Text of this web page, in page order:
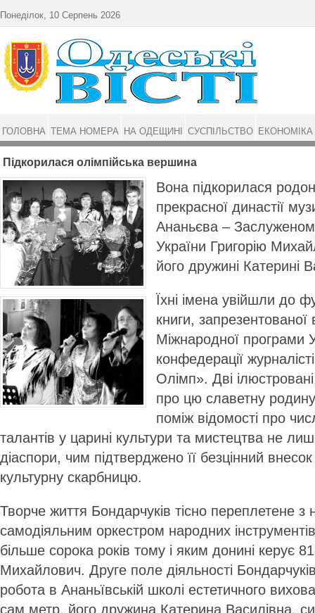
Підкорилася олімпійська вершина
Вона підкорилася
прекрасної династії
Ананьєва –
України Григорію
його дружині Катерині
Їхні імена увійшли до
книги,
Міжнародної програми
конфедерації
Олімп». Дві ілюстровані
про цю славетну
поміж відомості про
талантів у царині культури та мистецтва не
діаспори, чим підтверджено її безцінний
культурну скарбницю.
Творче життя Бондарчуків тісно переплетене з
самодіяльним оркестром народних
більше сорока років тому і яким донині керує
Михайлович. Друге поле діяльності
робота в Ананьївській школі естетичного
сам метр, його дружина Катерина Василівна,
Понеділок, 10 Серпень 2026
ГОЛОВНА ТЕМА НОМЕРА НА ОДЕЩИНІ СУСПІЛЬСТВО ЕКОНОМІКА